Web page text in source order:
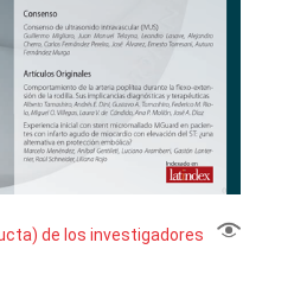
de los investigadores